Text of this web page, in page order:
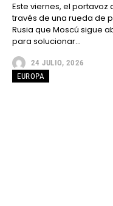
Este viernes, el portavoz
través de una rueda de
Rusia que Moscú sigue
para solucionar...
24 JULIO, 2026
EUROPA